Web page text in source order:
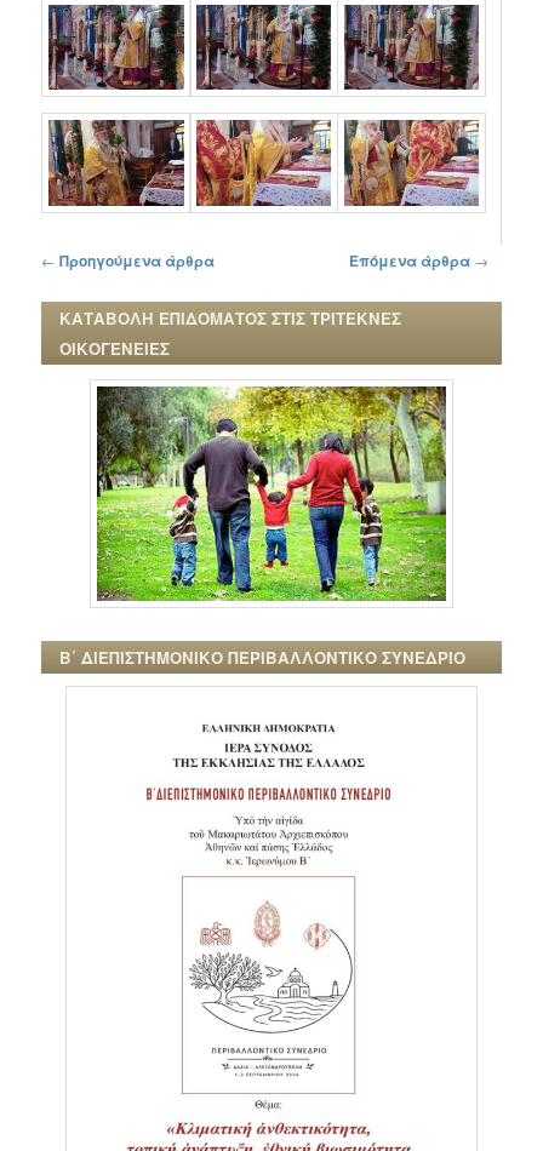
Πλοήγηση στα άρθρα
← Προηγούμενα άρθρα Επόμενα άρθρα →
ΚΑΤΑΒΟΛΗ ΕΠΙΔΟΜΑΤΟΣ ΣΤΙΣ ΤΡΙΤΕΚΝΕΣ
ΟΙΚΟΓΕΝΕΙΕΣ
Β΄ ΔΙΕΠΙΣΤΗΜΟΝΙΚΟ ΠΕΡΙΒΑΛΛΟΝΤΙΚΟ ΣΥΝΕΔΡΙΟ